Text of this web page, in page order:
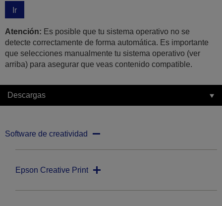
Ir
Atención: Es posible que tu sistema operativo no se
detecte correctamente de forma automática. Es importante
que selecciones manualmente tu sistema operativo (ver
arriba) para asegurar que veas contenido compatible.
Descargas
Software de creatividad
Epson Creative Print